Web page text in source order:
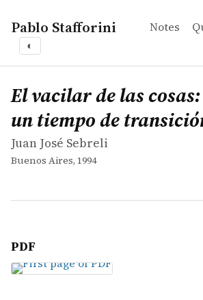
Pablo Stafforini Notes
◐
works
Juan José Sebreli
El vacilar de las cosas: signos de un
book
El vacilar de las
un tiempo de
Juan José Sebreli
Buenos Aires, 1994
PDF